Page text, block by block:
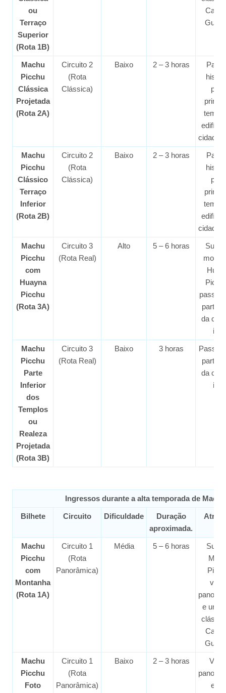
ou
Terraço
Superior
(Rota 1B)
Casa
Machu
Picchu
Clássica
Projetada
(Rota 2A)
Circuito 2
(Rota
Clássica)
Baixo 2 – 3 horas
Machu
Picchu
Clássico
Terraço
Inferior
(Rota 2B)
Circuito 2
(Rota
Clássica)
Baixo 2 – 3 horas
Machu
Picchu
com
Huayna
Picchu
(Rota 3A)
Circuito 3
(Rota Real)
Alto 5 – 6 horas
parte
da
Machu
Picchu
Parte
Inferior
dos
Templos
ou
Realeza
Projetada
(Rota 3B)
Circuito 3
(Rota Real)
Baixo 3 horas
parte
da
Ingressos durante a alta temporada de
Bilhete Circuito Dificuldade
Duração
aproximada.
Machu
Picchu
com
Montanha
(Rota 1A)
Circuito 1
(Rota
Panorâmica)
Média 5 – 6 horas
e uma
Casa
Machu
Picchu
Foto
Circuito 1
(Rota
Panorâmica)
Baixo 2 – 3 horas
e